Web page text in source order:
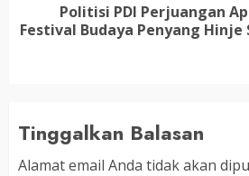
Next
Politisi PDI Perjuangan
Festival Budaya Penyang Hinje
Tinggalkan Balasan
Alamat email Anda tidak akan